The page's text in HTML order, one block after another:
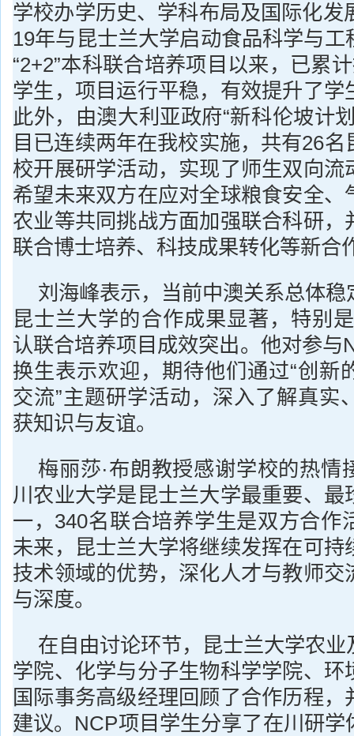
学校办学历史、学科布局及国际化发
19年与昆士兰大学启动食品科学与工
“2+2”本科联合培养项目以来，已累
学生，项目运行平稳，有效提升了学
此外，由澳大利亚政府“新科伦坡计
目已连续两年在我校实施，共有26
校开展研学活动，实现了师生双向流
希望未来双方在应对全球粮食安全、
农业等共同挑战方面加强联合科研，
联合博士培养、科技成果转化等新合
刘海峰表示，当前中澳关系总体
昆士兰大学的合作成果显著，特别
认联合培养项目成效突出。他对参与
换生表示欢迎，期待他们通过“创新
交流”主题研学活动，深入了解真实
获知识与友谊。
梅丽莎·布朗教授感谢学校的热情
川农业大学是昆士兰大学最重要、最
一，340名联合培养学生是双方合作
未来，昆士兰大学将继续发挥在可持
技术领域的优势，深化人才与教师交
与深度。
在自由讨论环节，昆士兰大学农
学院、化学与分子生物科学学院、环
国际事务高级经理回顾了合作历程，
建议。NCP项目学生分享了在川研学